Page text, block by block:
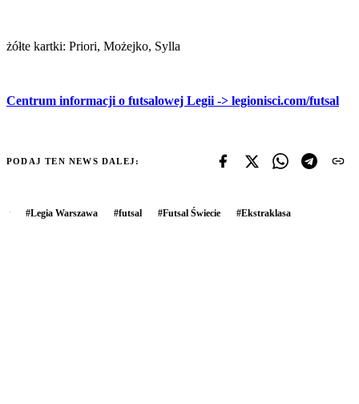
żółte kartki: Priori, Możejko, Sylla
Centrum informacji o futsalowej Legii -> legionisci.com/futsal
PODAJ TEN NEWS DALEJ:
#Legia Warszawa #futsal #Futsal Świecie #Ekstraklasa